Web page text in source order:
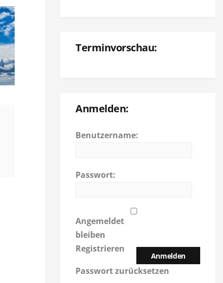
Terminvorschau:
Anmelden:
Benutzername:
Passwort:
Angemeldet
bleiben
Anmelden
Registrieren
Passwort zurücksetzen